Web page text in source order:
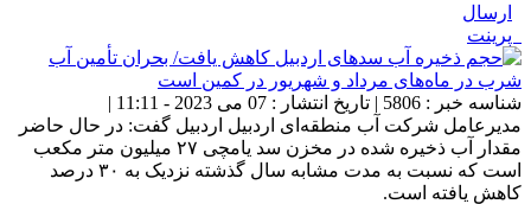
ارسال
پرینت
شناسه خبر : 5806 | تاریخ انتشار : 07 می 2023 - 11:11 |
مدیرعامل شرکت آب منطقه‌ای اردبیل اردبیل گفت: در حال حاضر
مقدار آب ذخیره شده در مخزن سد یامچی ۲۷ میلیون متر مکعب
است که نسبت به مدت مشابه سال گذشته نزدیک به ۳۰ درصد
کاهش یافته است.